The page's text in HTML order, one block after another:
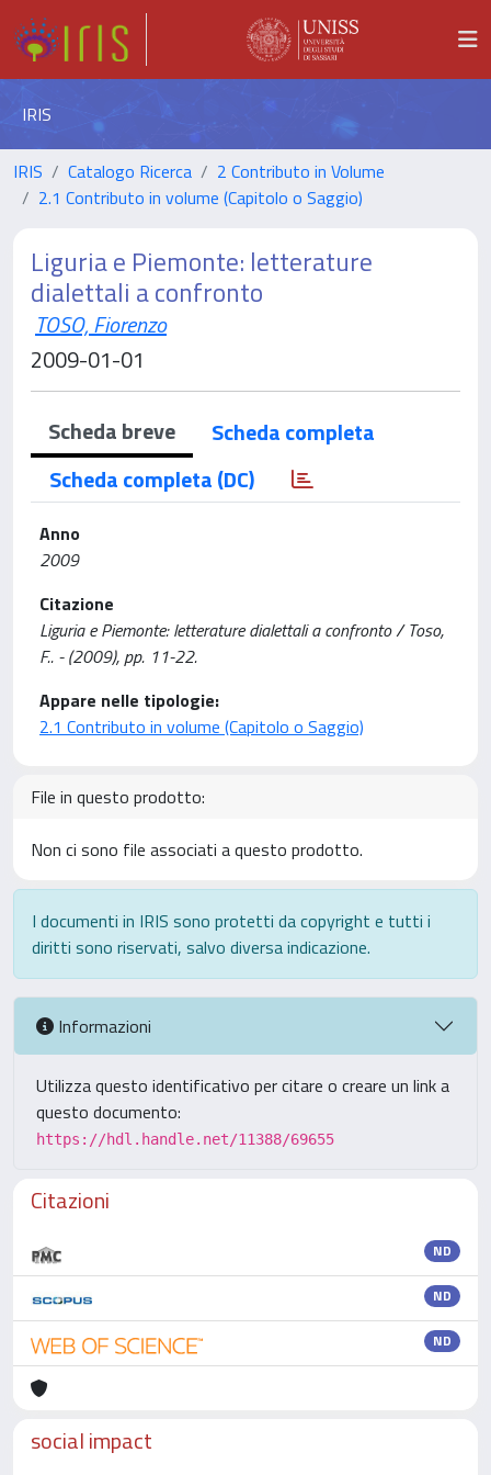
IRIS
IRIS Catalogo Ricerca
2 Contributo in Volume
2.1 Contributo in volume (Capitolo o Saggio)
Liguria e Piemonte: letterature
dialettali a confronto
TOSO, Fiorenzo
2009-01-01
Scheda breve
Scheda completa
Scheda completa (DC)
Anno
2009
Citazione
Liguria e Piemonte: letterature dialettali a confronto / Toso,
F.. - (2009), pp. 11-22.
Appare nelle tipologie:
2.1 Contributo in volume (Capitolo o Saggio)
File in questo prodotto:
Non ci sono file associati a questo prodotto.
I documenti in IRIS sono protetti da copyright e tutti i
diritti sono riservati, salvo diversa indicazione.
Informazioni
Utilizza questo identificativo per citare o creare un link a
questo documento:
https://hdl.handle.net/11388/69655
Citazioni
ND
ND
ND
social impact